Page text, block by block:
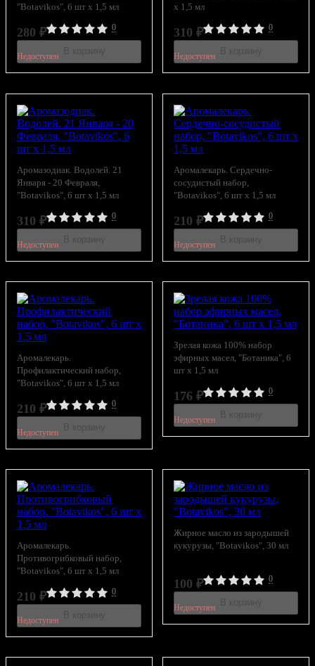
"Botavikos", 6 шт x 1,5 мл
280 ₽ 0
В корзину
Недоступен
x 1,5 мл
310 ₽ 0
В корзину
Недоступен
Аромазодиак. Водолей. 21
Января - 20 Февраля,
"Botavikos", 6 шт x 1,5 мл
310 ₽ 0
В корзину
Недоступен
Аромалекарь. Сердечно-
сосудистый набор,
"Botavikos", 6 шт x 1,5 мл
210 ₽ 0
В корзину
Недоступен
Аромалекарь.
Профилактический набор,
"Botavikos", 6 шт x 1,5 мл
210 ₽ 0
В корзину
Недоступен
Зрелая кожа 100% набор
эфирных масел, "Ботаника", 6
шт x 1,5 мл
176 ₽ 0
В корзину
Недоступен
Аромалекарь.
Противогрибковый набор,
"Botavikos", 6 шт x 1,5 мл
210 ₽ 0
В корзину
Недоступен
Жирное масло из зародышей
кукурузы, "Botavikos", 30 мл
100 ₽ 0
В корзину
Недоступен